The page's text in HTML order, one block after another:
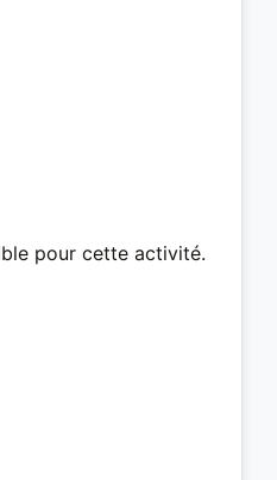
pour cette activité.